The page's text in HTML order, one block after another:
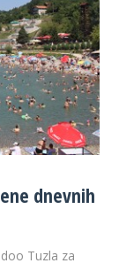
dnevnih
Tuzla za